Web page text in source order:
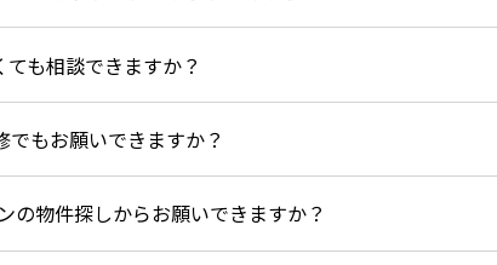
も相談できますか？
もお願いできますか？
の物件探しからお願いできますか？